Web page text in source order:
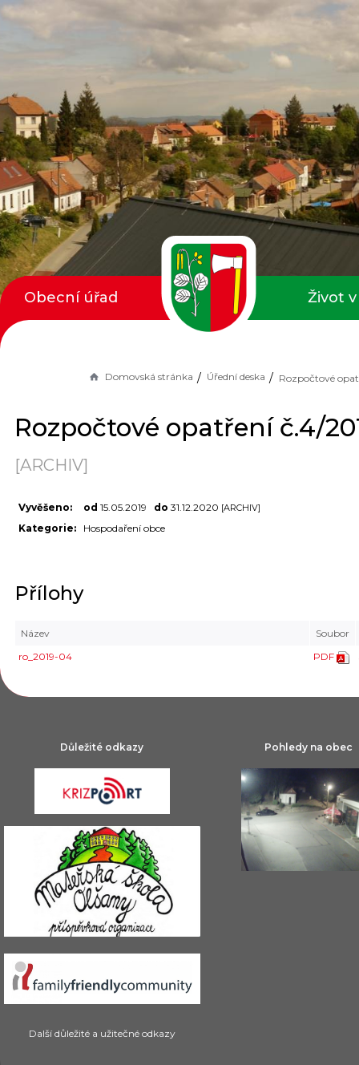
Domovská stránka Úřední deska
Rozpočtové opatření č.4/
[ARCHIV]
Vyvěšeno: od 15.05.2019 do 31.12.2020 [ARCHIV]
Kategorie: Hospodaření obce
Přílohy
Název
Soubor
ro_2019-04
PDF
Obecní úřad Život
Důležité odkazy
Další důležité a užitečné odkazy
Pohledy na obec